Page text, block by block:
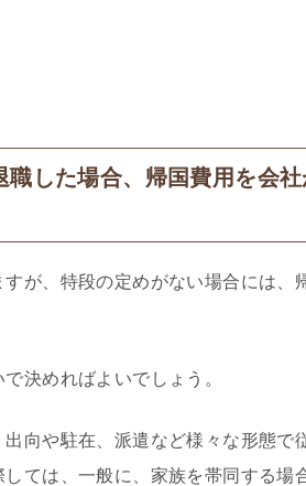
した場合、帰国費用を会
が、特段の定めがない場合には、
決めればよいでしょう。
向や駐在、派遣など様々な形態で
ては、一般に、家族を帯同する場